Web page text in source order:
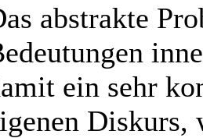
abstrakte
ein sehr
Diskurs,